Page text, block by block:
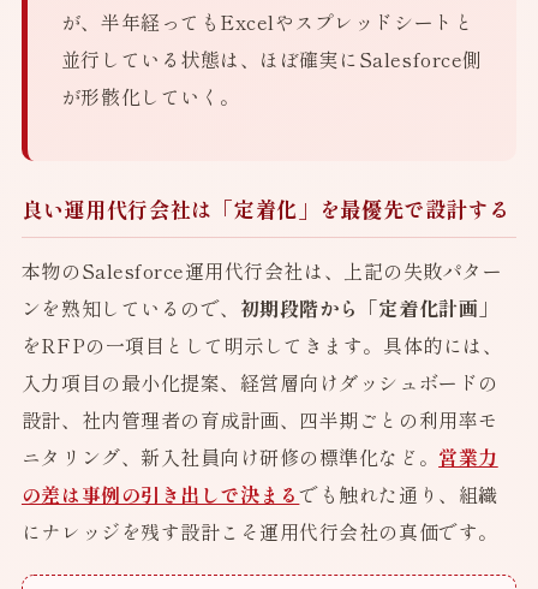
が、半年経ってもExcelやスプレッドシートと
並行している状態は、ほぼ確実にSalesforce側
が形骸化していく。
良い運用代行会社は「定着化」を最優先で設計する
本物のSalesforce運用代行会社は、上記の失敗パター
ンを熟知しているので、 初期段階から「定着化計画」
をRFPの一項目として明示してきます。具体的には、
入力項目の最小化提案、経営層向けダッシュボードの
設計、社内管理者の育成計画、四半期ごとの利用率モ
ニタリング、新入社員向け研修の標準化など。 営業力
の差は事例の引き出しで決まるでも触れた通り、組織
にナレッジを残す設計こそ運用代行会社の真価です。